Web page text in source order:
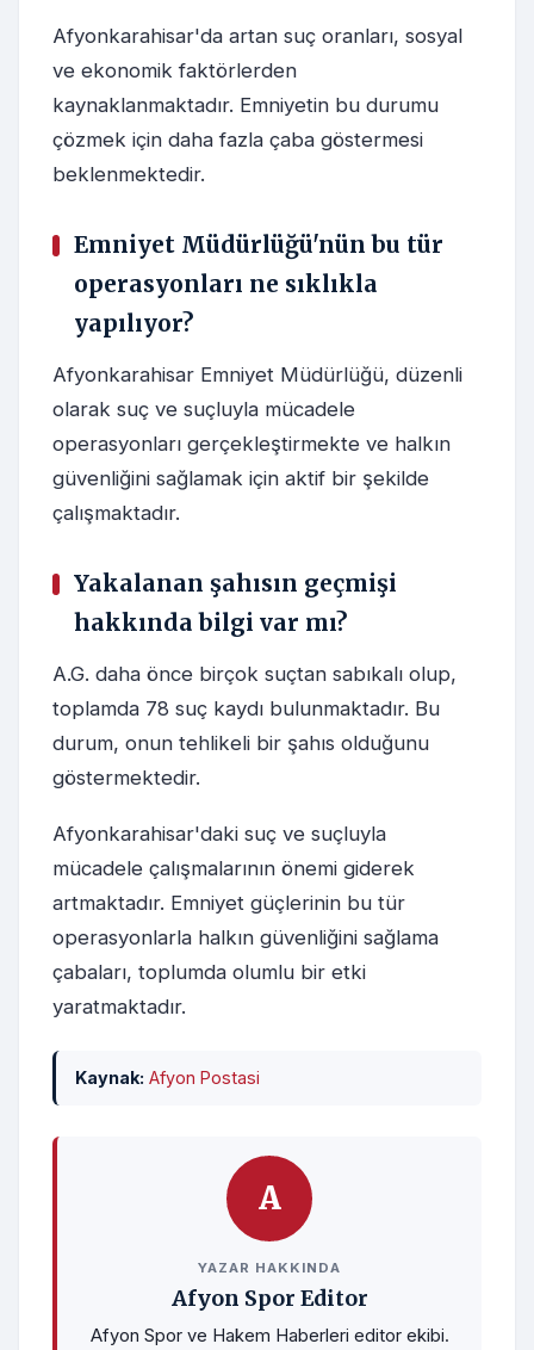
Afyonkarahisar'da artan suç oranları, sosyal
ve ekonomik faktörlerden
kaynaklanmaktadır. Emniyetin bu durumu
çözmek için daha fazla çaba göstermesi
beklenmektedir.
Emniyet Müdürlüğü'nün bu tür
operasyonları ne sıklıkla
yapılıyor?
Afyonkarahisar Emniyet Müdürlüğü, düzenli
olarak suç ve suçluyla mücadele
operasyonları gerçekleştirmekte ve halkın
güvenliğini sağlamak için aktif bir şekilde
çalışmaktadır.
Yakalanan şahısın geçmişi
hakkında bilgi var mı?
A.G. daha önce birçok suçtan sabıkalı olup,
toplamda 78 suç kaydı bulunmaktadır. Bu
durum, onun tehlikeli bir şahıs olduğunu
göstermektedir.
Afyonkarahisar'daki suç ve suçluyla
mücadele çalışmalarının önemi giderek
artmaktadır. Emniyet güçlerinin bu tür
operasyonlarla halkın güvenliğini sağlama
çabaları, toplumda olumlu bir etki
yaratmaktadır.
Kaynak: Afyon Postasi
A
YAZAR HAKKINDA
Afyon Spor Editor
Afyon Spor ve Hakem Haberleri editor ekibi.